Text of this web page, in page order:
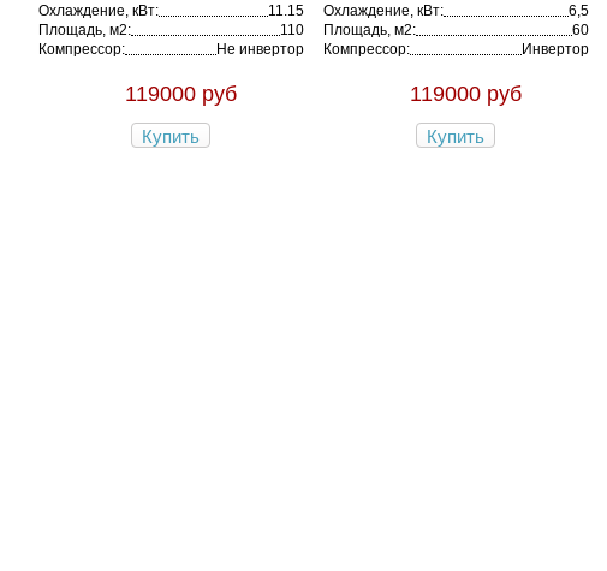
Охлаждение, кВт:
11.15
Площадь, м2:
110
Компрессор:
Не инвертор
119000 руб
Купить
Охлаждение, кВт:
6,5
Площадь, м2:
60
Компрессор:
Инвертор
119000 руб
Купить